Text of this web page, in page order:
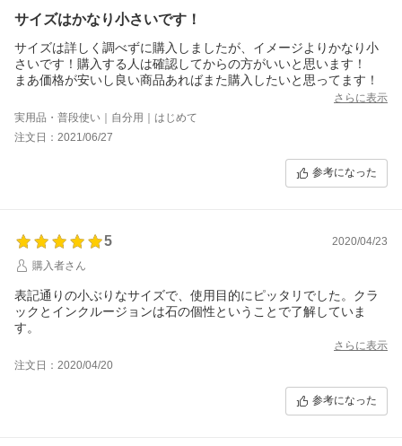
サイズはかなり小さいです！
サイズは詳しく調べずに購入しましたが、イメージよりかなり小
さいです！購入する人は確認してからの方がいいと思います！
まあ価格が安いし良い商品あればまた購入したいと思ってます！
さらに表示
実用品・普段使い｜自分用｜はじめて
注文日：2021/06/27
参考になった
5
2020/04/23
購入者さん
表記通りの小ぶりなサイズで、使用目的にピッタリでした。クラ
ックとインクルージョンは石の個性ということで了解していま
す。
さらに表示
注文日：2020/04/20
参考になった